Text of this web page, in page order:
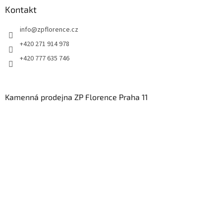
Kontakt
info@zpflorence.cz
+420 271 914 978
+420 777 635 746
Kamenná prodejna ZP Florence Praha 11